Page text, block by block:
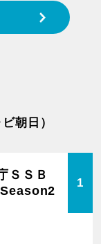
ビ朝日）
ＳＳＢ
1